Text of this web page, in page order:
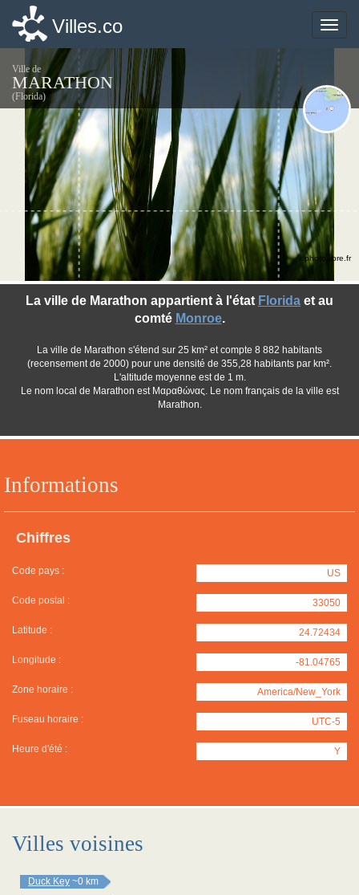
Toggle
Villes.co
Ville de
MARATHON
(Florida)
Informations
Chiffres
Code pays : US
Code postal : 33050
Latitude : 24.72434
Longitude : -81.04765
Zone horaire : America/New_York
Fuseau horaire : UTC-5
Heure d'été : Y
La ville de Marathon appartient à l'état Florida et au
comté Monroe.
La ville de Marathon s'étend sur 25 km² et compte 8 882 habitants
(recensement de 2000) pour une densité de 355,28 habitants par km².
L'altitude moyenne est de 1 m.
Le nom local de Marathon est Μαραθώνας. Le nom français de la ville est
Marathon.
©photo-libre.fr
Villes voisines
Duck Key ~0 km
Toggle
Villes.co